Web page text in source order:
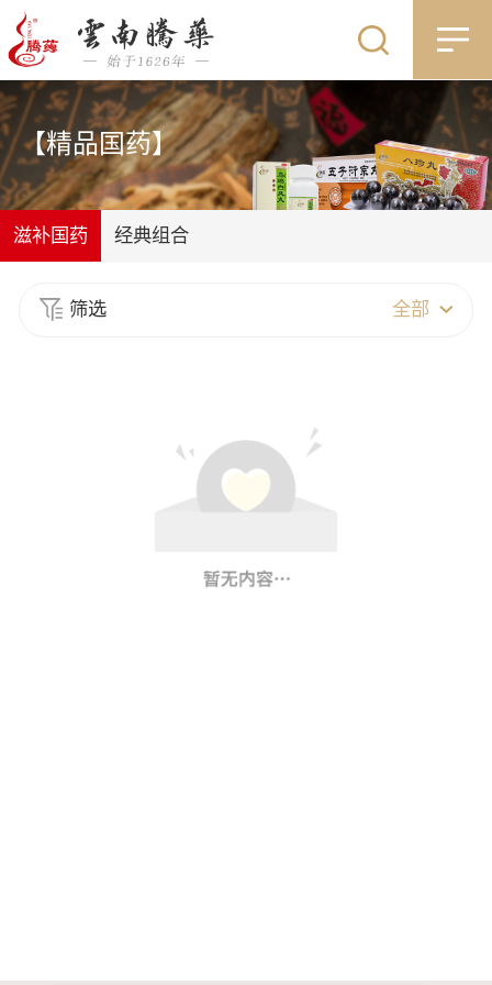
【精品国药】
滋补国药 经典组合
筛选 全部